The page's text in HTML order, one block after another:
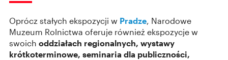
Oprócz stałych ekspozycji w Pradze, Narodowe
Muzeum Rolnictwa oferuje również ekspozycje w
swoich oddziałach regionalnych, wystawy
krótkoterminowe, seminaria dla publiczności,